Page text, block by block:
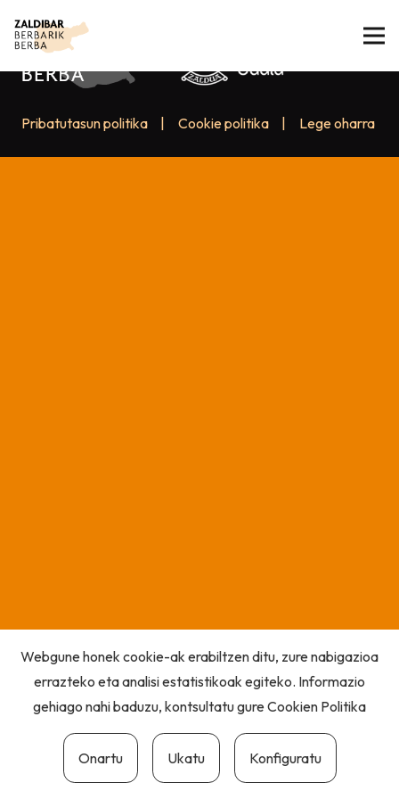
Pribatutasun politika Cookie politika Lege oharra
Webgune honek cookie-ak erabiltzen ditu, zure nabigazioa
errazteko eta analisi estatistikoak egiteko. Informazio
gehiago nahi baduzu, kontsultatu gureCookien Politika
Onartu Ukatu Konfiguratu